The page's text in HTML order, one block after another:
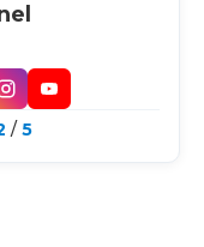
InstagramYouTube
/ 5